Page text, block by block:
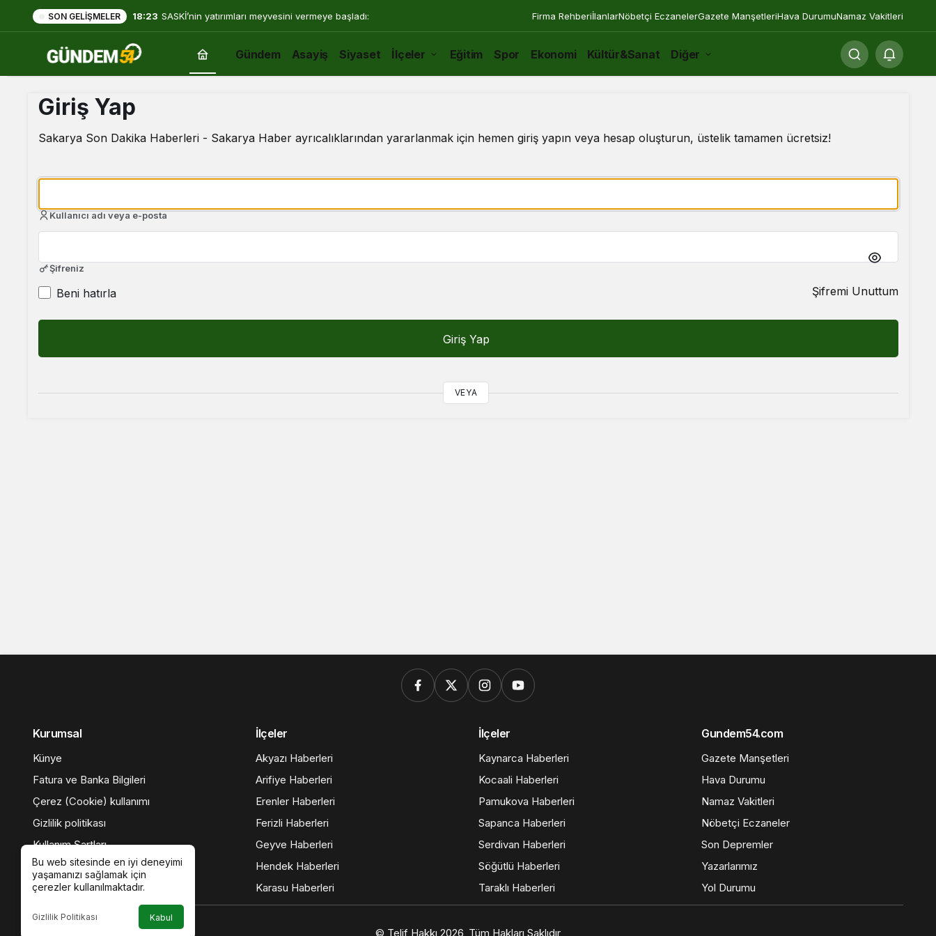
SON GELIŞMELER 18:23 SASKİ’nin yatırımları meyvesini vermeye başladı: Firma RehberiİlanlarNöbetçi EczanelerGazete ManşetleriHava DurumuNamaz Vakitleri
Gündem Asayiş Siyaset İlçeler Eğitim Spor Ekonomi Kültür&Sanat Diğer
Giriş Yap
Sakarya Son Dakika Haberleri - Sakarya Haber ayrıcalıklarından yararlanmak için hemen giriş yapın veya hesap oluşturun, üstelik tamamen ücretsiz!
Kullanıcı adı veya e-posta
Şifreniz
Beni hatırla Şifremi Unuttum
Giriş Yap
VEYA
Bu web sitesinde en iyi deneyimi
yaşamanızı sağlamak için
çerezler kullanılmaktadır.
Gizlilik Politikası Kabul
Kurumsal
Künye
Fatura ve Banka Bilgileri
Çerez (Cookie) kullanımı
Gizlilik politikası
Kullanım Şartları
Veri Politikasi
İletişim
İlçeler
Akyazı Haberleri
Arifiye Haberleri
Erenler Haberleri
Ferizli Haberleri
Geyve Haberleri
Hendek Haberleri
Karasu Haberleri
İlçeler
Kaynarca Haberleri
Kocaali Haberleri
Pamukova Haberleri
Sapanca Haberleri
Serdivan Haberleri
Söğütlü Haberleri
Taraklı Haberleri
Gundem54.com
Gazete Manşetleri
Hava Durumu
Namaz Vakitleri
Nöbetçi Eczaneler
Son Depremler
Yazarlarımız
Yol Durumu
© Telif Hakkı 2026, Tüm Hakları Saklıdır